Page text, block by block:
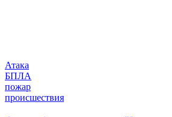
Атака
БПЛА
пожар
происшествия